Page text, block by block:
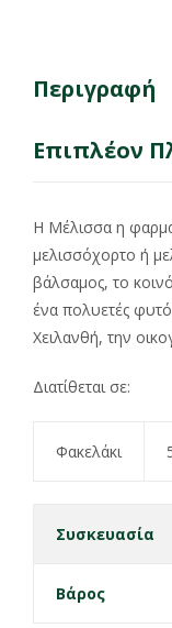
Περιγραφή
Επιπλέον
Η Μέλισσα η
μελισσόχορτο ή
βάλσαμος, το
ένα πολυετές
Χειλανθή, την
Διατίθεται σε:
Φακελάκι
Συσκευασία
Βάρος